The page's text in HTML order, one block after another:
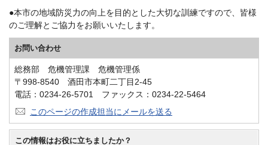
●本市の地域防災力の向上を目的とした大切な訓練ですので、皆様
のご理解とご協力をお願いいたします。
お問い合わせ
総務部 危機管理課 危機管理係
〒998-8540 酒田市本町二丁目2-45
電話：0234-26-5701 ファックス：0234-22-5464
このページの作成担当にメールを送る
この情報はお役に立ちましたか？